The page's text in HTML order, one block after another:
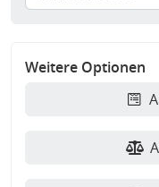
Weitere Optionen